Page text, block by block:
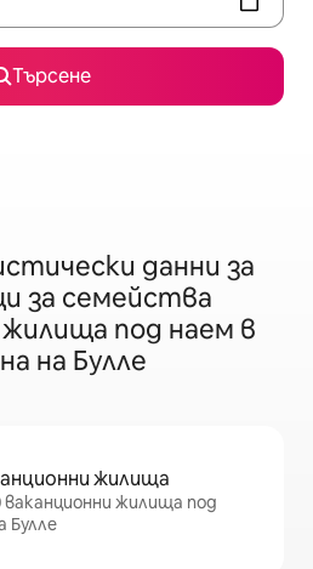
Търсене
данни за
за семейства
под наем в
на Булле
жилища
ваканционни жилища под
Булле